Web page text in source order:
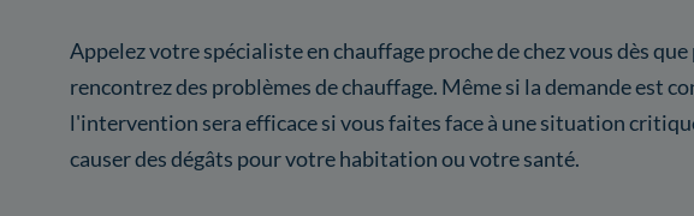
Appelez votre spécialiste en chauffage proche de chez vous dès
rencontrez des problèmes de chauffage. Même si la demande est
l'intervention sera efficace si vous faites face à une situation
causer des dégâts pour votre habitation ou votre santé.